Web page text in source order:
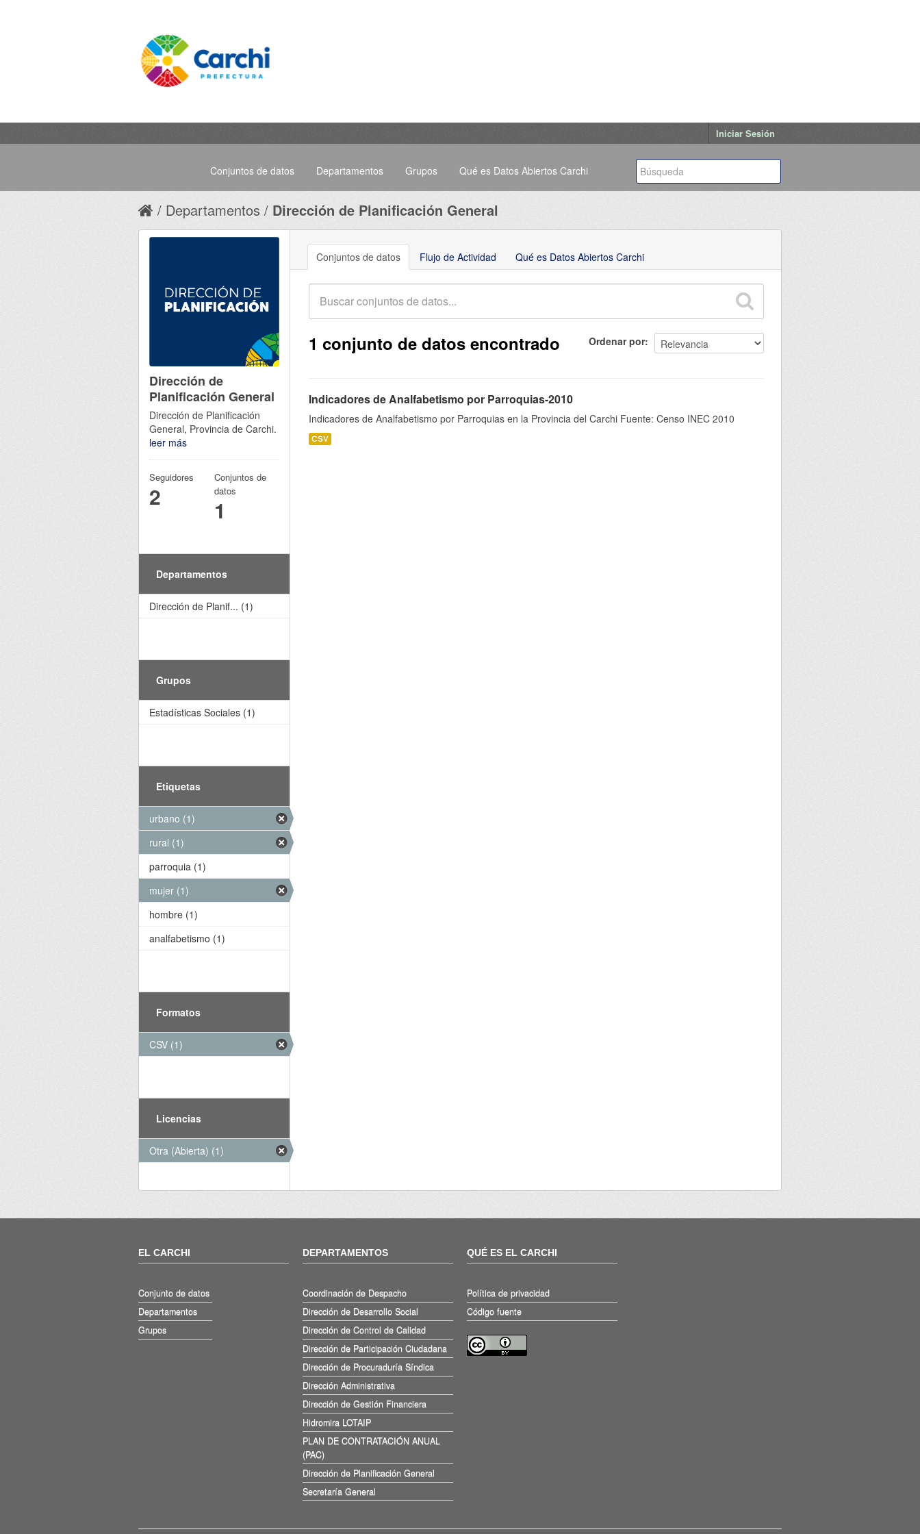
Iniciar Sesión
Conjuntos de datos Departamentos Grupos Qué es Datos Abiertos Carchi
Departamentos Dirección de Planificación General
Conjuntos de datos Flujo de Actividad Qué es Datos Abiertos Carchi
Ordenar por
1 conjunto de datos encontrado
Indicadores de Analfabetismo por Parroquias-2010
Indicadores de Analfabetismo por Parroquias en la Provincia del Carchi Fuente: Censo INEC 2010
CSV
Dirección de
Planificación General
Dirección de Planificación
General, Provincia de Carchi.
leer más
Seguidores
2
Conjuntos de
datos
1
Departamentos
Dirección de Planif... (1)
Grupos
Estadísticas Sociales (1)
Etiquetas
urbano (1)
rural (1)
parroquia (1)
mujer (1)
hombre (1)
analfabetismo (1)
Formatos
CSV (1)
Licencias
Otra (Abierta) (1)
EL CARCHI
Conjunto de datos
Departamentos
Grupos
DEPARTAMENTOS
Coordinación de Despacho
Dirección de Desarrollo Social
Dirección de Control de Calidad
Dirección de Participación Ciudadana
Dirección de Procuraduría Síndica
Dirección Administrativa
Dirección de Gestión Financiera
Hidromira LOTAIP
PLAN DE CONTRATACIÓN ANUAL
(PAC)
Dirección de Planificación General
Secretaría General
QUÉ ES EL CARCHI
Política de privacidad
Código fuente